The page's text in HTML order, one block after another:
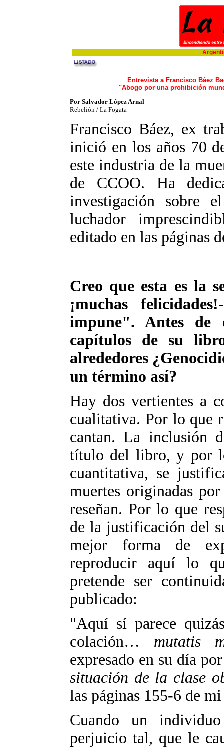
Entrevista a Francisco Báez
"Abogo por una prohibición
Por Salvador López Arnal
Rebelión / La Fogata
Francisco Báez, ex
inició en los años 70
este industria de la
de CCOO. Ha
investigación sobre
luchador
editado en las páginas
Creo que esta es la
¡muchas
impune". Antes de
capítulos de su
alrededores
un término así?
Hay dos vertientes a
cualitativa. Por lo que
cantan. La inclusión
título del libro, y por
cuantitativa, se
muertes originadas
reseñan. Por lo que
de la justificación del
mejor forma de
reproducir aquí lo
pretende ser
publicado:
"Aquí sí parece
colación… mutatis
expresado en su día
situación de la clase
las páginas 155-6 de
Cuando un
perjuicio tal, que le